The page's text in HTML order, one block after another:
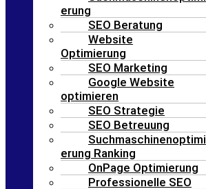
erung
SEO Beratung
Website
Optimierung
SEO Marketing
Google Website
optimieren
SEO Strategie
SEO Betreuung
Suchmaschinenoptimi
erung Ranking
OnPage Optimierung
Professionelle SEO